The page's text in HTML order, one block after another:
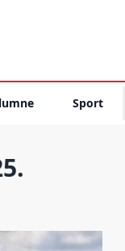
Sport